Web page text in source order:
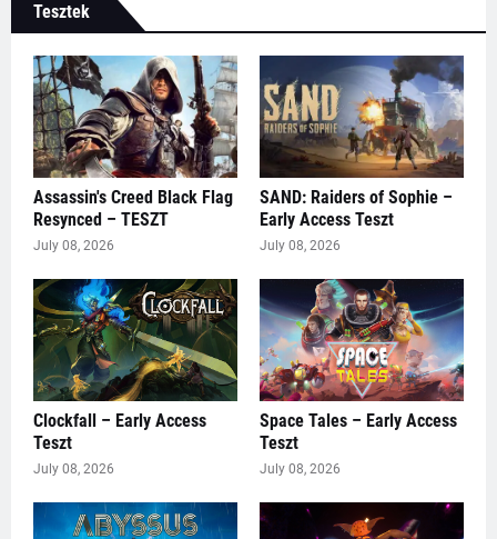
Tesztek
Assassin's Creed Black Flag
Resynced – TESZT
July 08, 2026
SAND: Raiders of Sophie –
Early Access Teszt
July 08, 2026
Clockfall – Early Access
Teszt
July 08, 2026
Space Tales – Early Access
Teszt
July 08, 2026